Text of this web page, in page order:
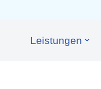
Leis­tungen